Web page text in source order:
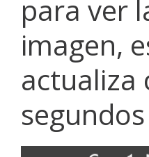
para ver
imagen,
actualiza
segundos